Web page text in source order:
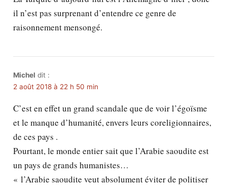
il n’est pas surprenant d’entendre ce genre de
raisonnement mensongé.
Michel dit :
2 août 2018 à 22 h 50 min
C’est en effet un grand scandale que de voir l’égoïsme
et le manque d’humanité, envers leurs coreligionnaires,
de ces pays .
Pourtant, le monde entier sait que l’Arabie saoudite est
un pays de grands humanistes…
« l’Arabie saoudite veut absolument éviter de politiser